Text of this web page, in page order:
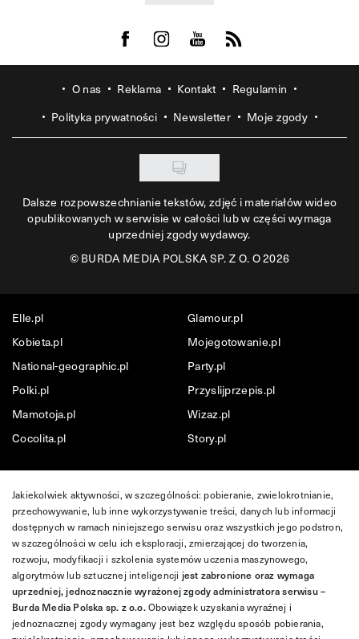
Visit us on Facebook
Visit us on Instagram
Visit us on Youtube
Visit us on Rss
O nas Reklama Kontakt
Regulamin
Polityka prywatności
Newsletter Moje zgody
Dalsze rozpowszechnianie tekstów, zdjęć i materiałów wideo
opublikowanych w serwisie w całości lub w części wymaga
uprzedniej zgody wydawcy.
©BURDA MEDIA POLSKA SP. Z O. O 2026
Elle.pl
Glamour.pl
Kobieta.pl
Mojegotowanie.pl
National-geographic.pl
Party.pl
Polki.pl
Przyslijprzepis.pl
Mamotoja.pl
Wizaz.pl
Cocolita.pl
Story.pl
Jakiekolwiek aktywności, w szczególności: pobieranie, zwielokrotnianie,
przechowywanie, lub inne wykorzystywanie treści, danych lub informacji
dostępnych w ramach niniejszego serwisu oraz wszystkich jego podstron,
w szczególności w celu ich eksploracji, zmierzającej do tworzenia,
rozwoju, modyfikacji i szkolenia systemów uczenia maszynowego,
algorytmów lub sztucznej inteligencji jest zabronione oraz wymaga
uprzedniej, jednoznacznie wyrażonej zgody administratora serwisu –
Burda Media Polska sp. z o.o.Obowiązek uzyskania wyraźnej i
jednoznacznej zgody wymagany jest bez względu sposób pobierania,